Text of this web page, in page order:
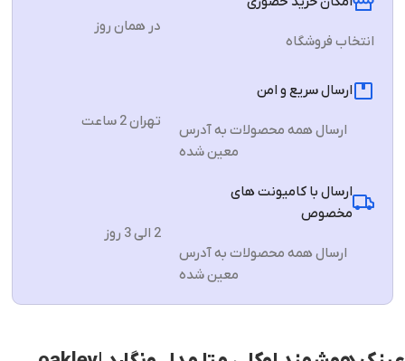
انتخاب فروشگاه
در همان روز
ارسال سریع و امن
ارسال همه محصولات به آدرس
معین شده
تهران 2 ساعت
ارسال با کامیونت های
مخصوص
ارسال همه محصولات به آدرس
معین شده
2 الی 3 روز